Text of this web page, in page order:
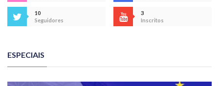
10
Seguidores
3
Inscritos
ESPECIAIS